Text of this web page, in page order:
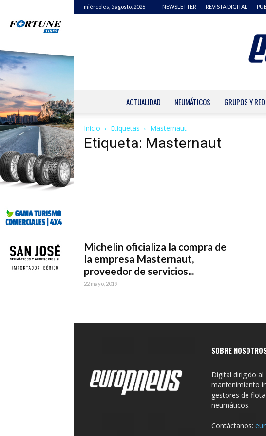
miércoles, 5 agosto, 2026 NEWSLETTER REVISTA DIGITAL
ACTUALIDAD NEUMÁTICOS GRUPOS Y
Inicio Etiquetas Masternaut
Etiqueta: Masternaut
Michelin oficializa la compra de
la empresa Masternaut,
proveedor de servicios...
22 mayo, 2019
SOBRE
Digital dirigido
mantenimiento
gestores de
neumáticos.
Contáctanos: